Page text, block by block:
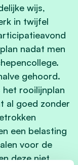
wijs,
in twijfel
nadat men
gehoord.
het rooilijnplan
al goed zonder
een belasting
voor de
deze niet